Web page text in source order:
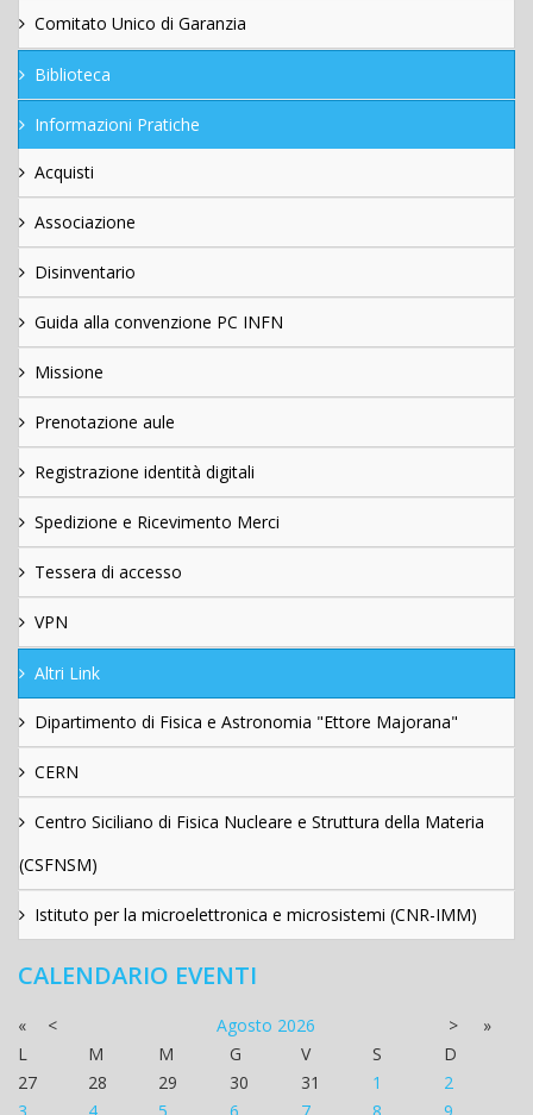
Comitato Unico di Garanzia
Biblioteca
Informazioni Pratiche
Acquisti
Associazione
Disinventario
Guida alla convenzione PC INFN
Missione
Prenotazione aule
Registrazione identità digitali
Spedizione e Ricevimento Merci
Tessera di accesso
VPN
Altri Link
Dipartimento di Fisica e Astronomia "Ettore Majorana"
CERN
Centro Siciliano di Fisica Nucleare e Struttura della Materia
(CSFNSM)
Istituto per la microelettronica e microsistemi (CNR-IMM)
CALENDARIO EVENTI
« < Agosto 2026 >
»
L
M M G V S
D
27
28 29 30 31 1
2
3
4 5 6 7 8
9